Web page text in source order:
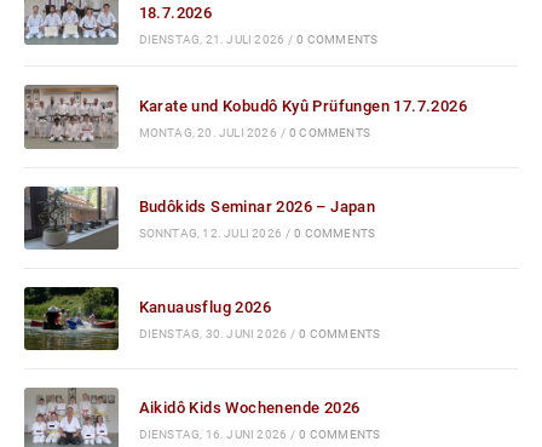
18.7.2026
DIENSTAG, 21. JULI 2026 / 0 COMMENTS
Karate und Kobudô Kyû Prüfungen 17.7.2026
MONTAG, 20. JULI 2026 / 0 COMMENTS
Budôkids Seminar 2026 – Japan
SONNTAG, 12. JULI 2026 / 0 COMMENTS
Kanuausflug 2026
DIENSTAG, 30. JUNI 2026 / 0 COMMENTS
Aikidô Kids Wochenende 2026
DIENSTAG, 16. JUNI 2026 / 0 COMMENTS